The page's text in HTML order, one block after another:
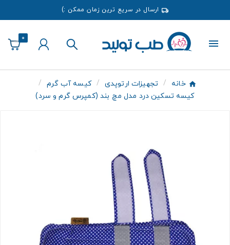
ارسال در سریع ترین زمان ممکن :)
0
خانه تجهیزات ارتوپدی
کیسه آب گرم
کیسه تسکین درد مدل مچ بند (کمپرس گرم و سرد)